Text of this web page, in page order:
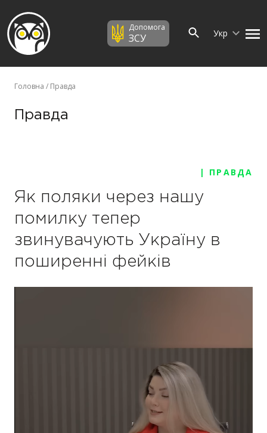
Допомога
ЗСУ Укр
Головна / Правда
Правда
| ПРАВДА
Як поляки через нашу
помилку тепер
звинувачують Україну в
поширенні фейків